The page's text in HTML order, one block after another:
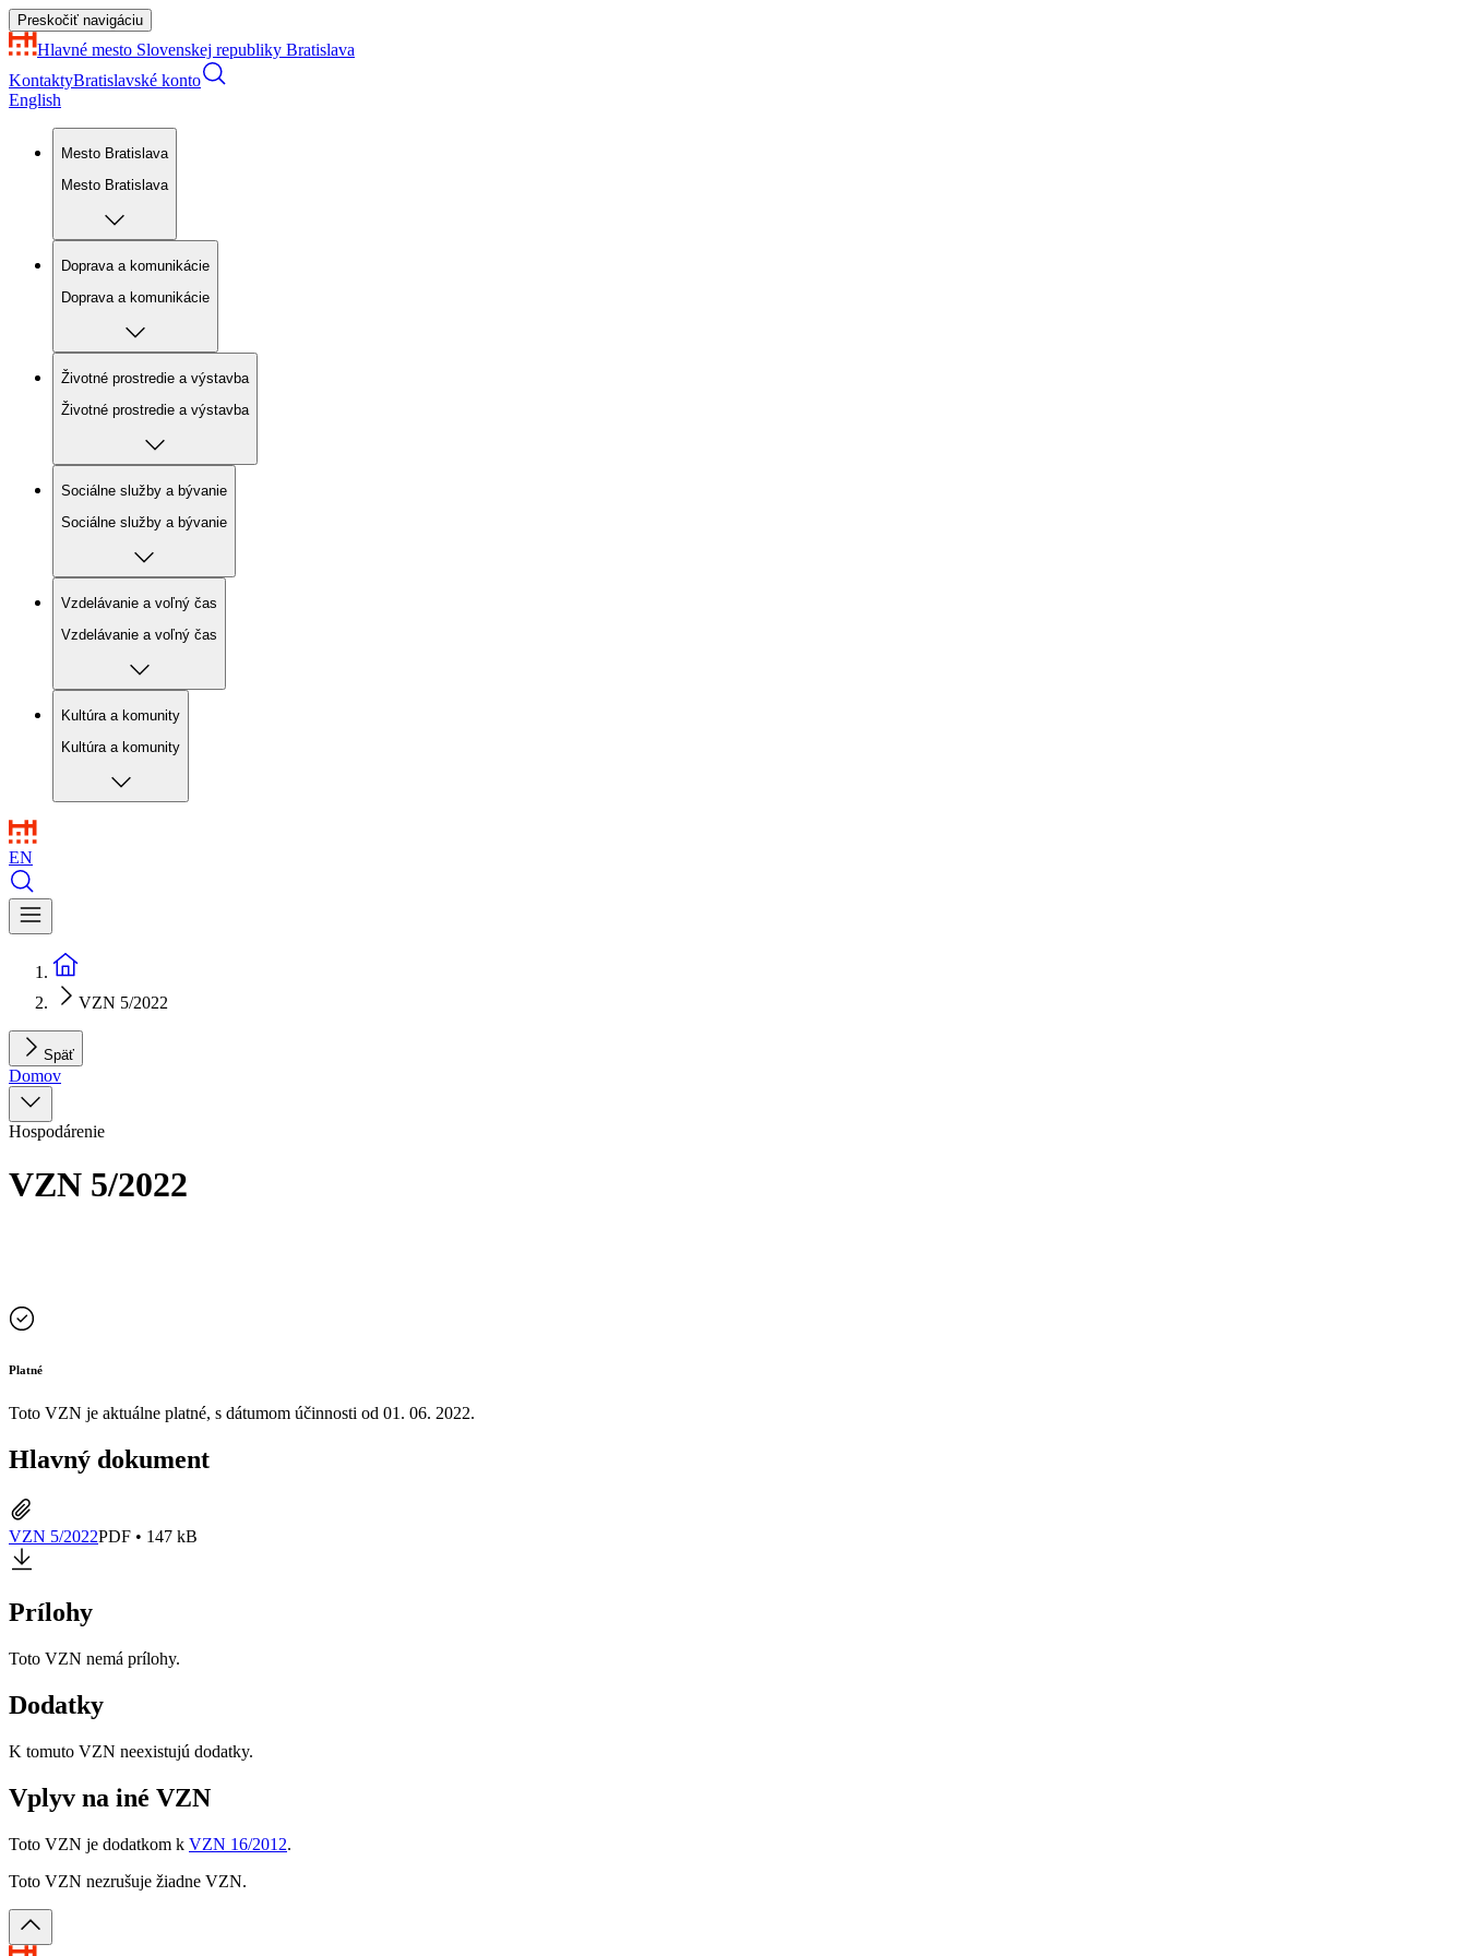
Preskočiť navigáciu
Hlavné mesto Slovenskej republiky Bratislava
KontaktyBratislavské konto
English
Mesto Bratislava
Mesto Bratislava
Doprava a komunikácie
Doprava a komunikácie
Životné prostredie a výstavba
Životné prostredie a výstavba
Sociálne služby a bývanie
Sociálne služby a bývanie
Vzdelávanie a voľný čas
Vzdelávanie a voľný čas
Kultúra a komunity
Kultúra a komunity
EN
VZN 5/2022
Späť
Domov
Hospodárenie
VZN 5/2022
Platné
Toto VZN je aktuálne platné, s dátumom účinnosti od 01. 06. 2022.
Hlavný dokument
VZN 5/2022PDF • 147 kB
Prílohy
Toto VZN nemá prílohy.
Dodatky
K tomuto VZN neexistujú dodatky.
Vplyv na iné VZN
Toto VZN je dodatkom k VZN 16/2012.
Toto VZN nezrušuje žiadne VZN.